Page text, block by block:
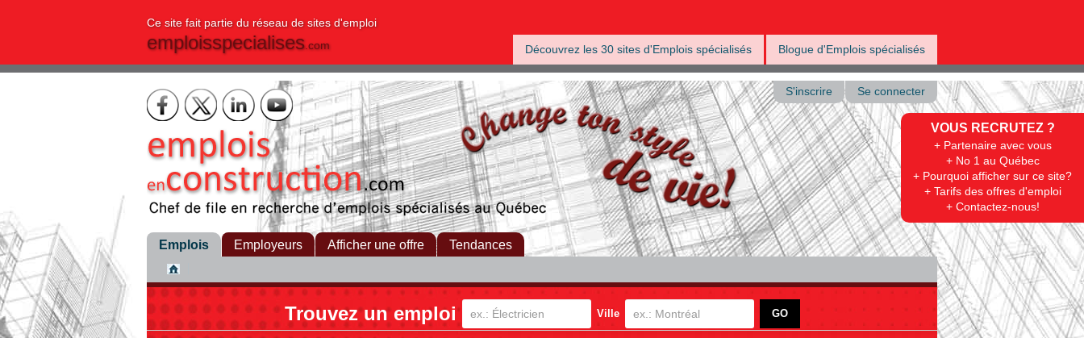
Ce site fait partie du réseau de sites d'emploi
emploisspecialises.com Découvrez les 30 sites d'Emplois spécialisés Blogue d'Emplois spécialisés
VOUS RECRUTEZ ?
+ Partenaire avec vous
+ No 1 au Québec
+ Pourquoi afficher sur ce site?
+ Tarifs des offres d'emploi
+ Contactez-nous!
S'inscrire Se connecter
Emplois Employeurs Afficher une offre Tendances
Trouvez un emploi Ville